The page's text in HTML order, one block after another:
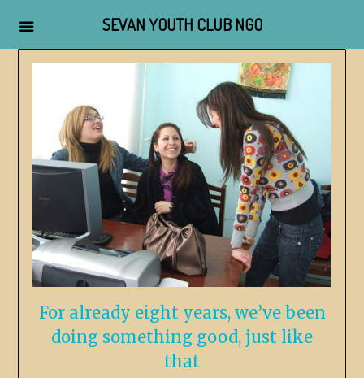
For already eight years, we’ve been
doing something good, just like
that
SEVAN YOUTH CLUB NGO